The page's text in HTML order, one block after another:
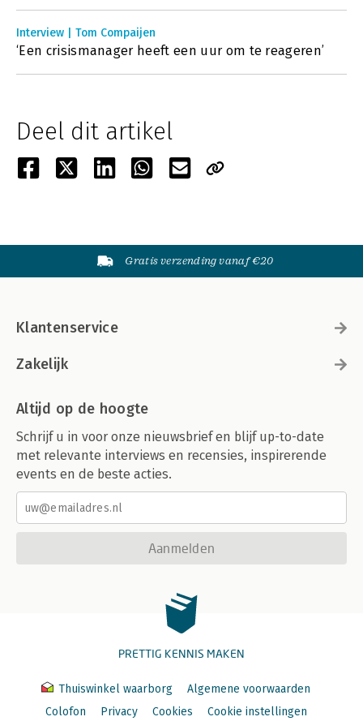
Interview | Tom Compaijen
‘Een crisismanager heeft een uur om te reageren’
Deel dit artikel
Gratis verzending vanaf €20
Klantenservice
Zakelijk
Altijd op de hoogte
Schrijf u in voor onze nieuwsbrief en blijf up-to-date
met relevante interviews en recensies, inspirerende
events en de beste acties.
Aanmelden
PRETTIG KENNIS MAKEN
Thuiswinkel waarborg
Algemene voorwaarden
Colofon
Privacy Cookies Cookie instellingen